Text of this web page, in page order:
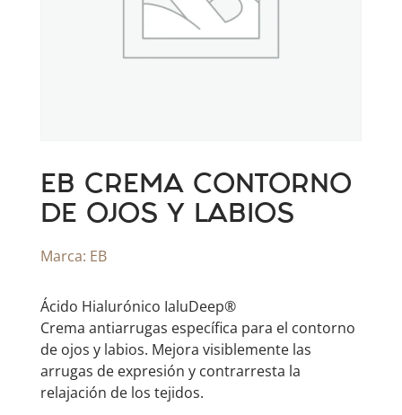
EB CREMA CONTORNO
DE OJOS Y LABIOS
Marca: EB
Ácido Hialurónico IaluDeep®
Crema antiarrugas específica para el contorno
de ojos y labios. Mejora visiblemente las
arrugas de expresión y contrarresta la
relajación de los tejidos.